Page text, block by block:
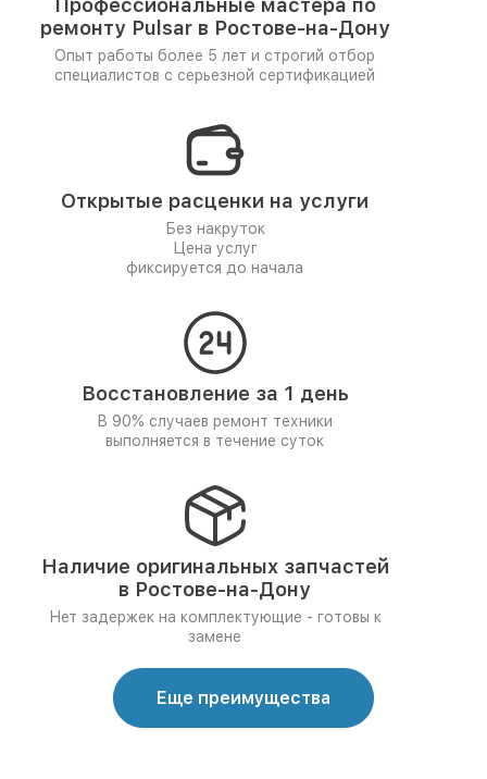
Профессиональные мастера по
ремонту Pulsar в Ростове-на-Дону
Опыт работы более 5 лет и строгий отбор
специалистов с серьезной сертификацией
Открытые расценки на услуги
Без накруток
Цена услуг
фиксируется до начала
Восстановление за 1 день
В 90% случаев ремонт техники
выполняется в течение суток
Наличие оригинальных запчастей
в Ростове-на-Дону
Нет задержек на комплектующие - готовы к
замене
Еще преимущества